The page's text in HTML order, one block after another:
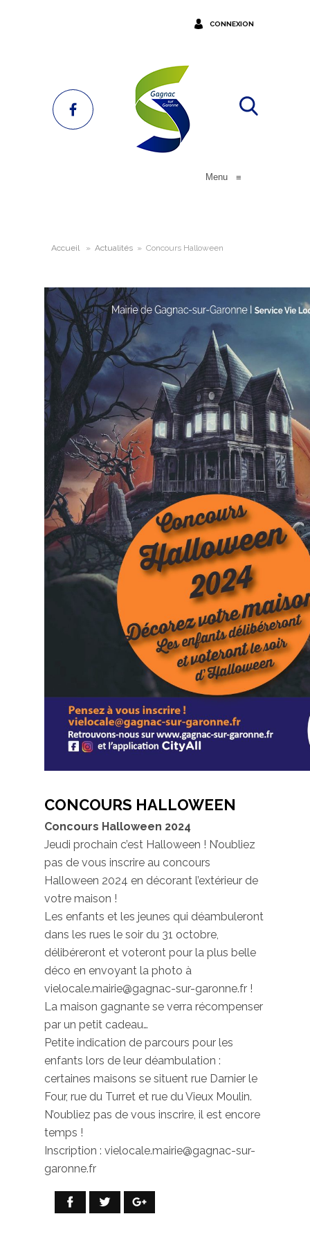
CONNEXION
Menu ≡
Accueil » Actualités » Concours Halloween
CONCOURS HALLOWEEN
Concours Halloween 2024
Jeudi prochain c’est Halloween ! N’oubliez
pas de vous inscrire au concours
Halloween 2024 en décorant l’extérieur de
votre maison !
Les enfants et les jeunes qui déambuleront
dans les rues le soir du 31 octobre,
délibéreront et voteront pour la plus belle
déco en envoyant la photo à
vielocale.mairie@gagnac-sur-garonne.fr !
La maison gagnante se verra récompenser
par un petit cadeau…
Petite indication de parcours pour les
enfants lors de leur déambulation :
certaines maisons se situent rue Darnier le
Four, rue du Turret et rue du Vieux Moulin.
N’oubliez pas de vous inscrire, il est encore
temps !
Inscription : vielocale.mairie@gagnac-sur-
garonne.fr